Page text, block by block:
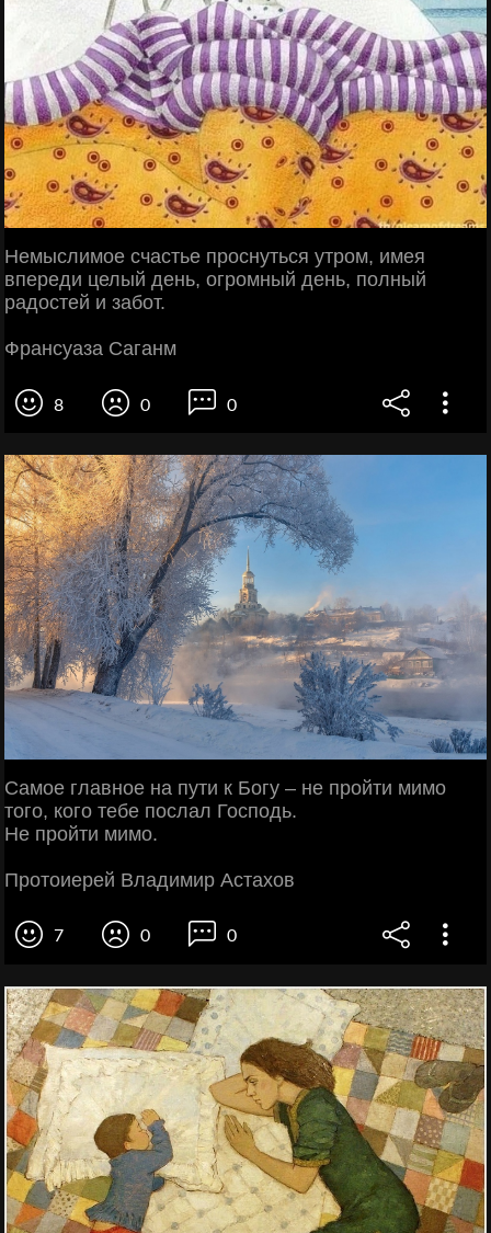
Немыслимое счастье проснуться утром, имея
впереди целый день, огромный день, полный
радостей и забот.
Франсуаза Саганм
8 0 0
Самое главное на пути к Богу – не пройти мимо
того, кого тебе послал Господь.
Не пройти мимо.
Протоиерей Владимир Астахов
7 0 0